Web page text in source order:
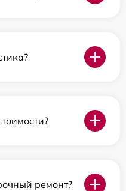
ремонт?